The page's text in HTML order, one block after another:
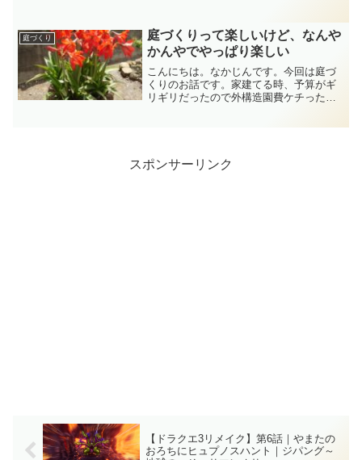
年間でどこまで育てることができたの
か、独学で挑戦してみまし...
庭づくり
庭づくりって楽しいけど、なんや
かんやでやっぱり楽しい
こんにちは。なかじんです。今回は庭づ
くりのお話です。家建てる時、予算がギ
リギリだったので外構造園費ケチったん
スポンサーリンク
【ドラクエ3リメイク】第6話｜やまたの
おろちにヒュプノスハント｜ジパング～